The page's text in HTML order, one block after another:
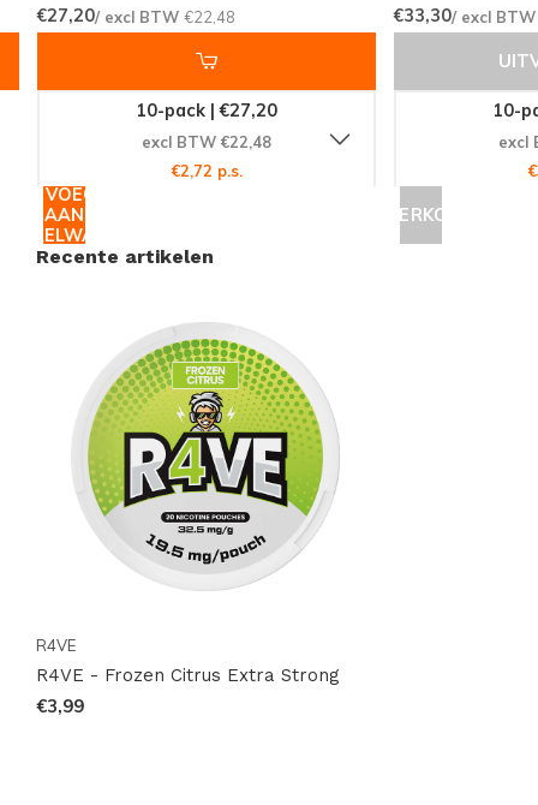
€27,20/ excl BTW €22,48
10-pack | €27,20
excl BTW €22,48
€2,72 p.s.
TOEVOEGEN
AAN
€33,30/ excl
10-
excl
UITVERKOCHT
Recente artikelen
R4VE
R4VE - Frozen Citrus Extra Strong
€3,99